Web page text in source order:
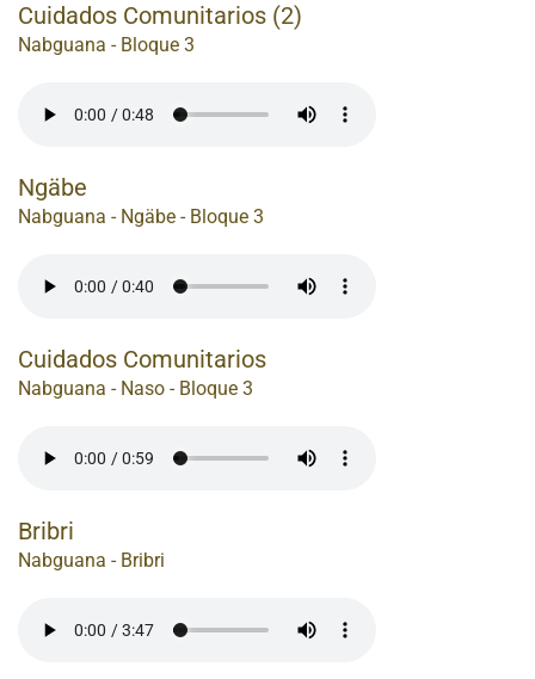
Cuidados Comunitarios (2)
Nabguana - Bloque 3
Ngäbe
Nabguana - Ngäbe - Bloque 3
Cuidados Comunitarios
Nabguana - Naso - Bloque 3
Bribri
Nabguana - Bribri